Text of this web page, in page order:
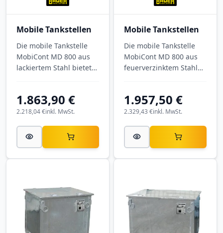
Mobile Tankstellen
Die mobile Tankstelle
MobiCont MD 800 aus
lackiertem Stahl bietet
Baustelle, Hof und
Betriebsgelände. Mit
Außenmaßen von 1025
× 1225 × 1625 mm (B × L
praktische Hoftankstelle
sofort einsatzbereit.
Ausführung: RAL 2000
Gelborange.
1.863,90 €
inkl. MwSt.
2.218,04 €
Mobile Tankstellen
Die mobile Tankstelle
MobiCont MD 800 aus
feuerverzinktem Stahl
Betankung auf
Baustelle, Hof und
Außenmaßen von 1025
× 1225 × 1625 mm (B × L
sich als robuste
Hoftankstelle für den
Außeneinsatz.
1.957,50 €
inkl. MwSt.
2.329,43 €